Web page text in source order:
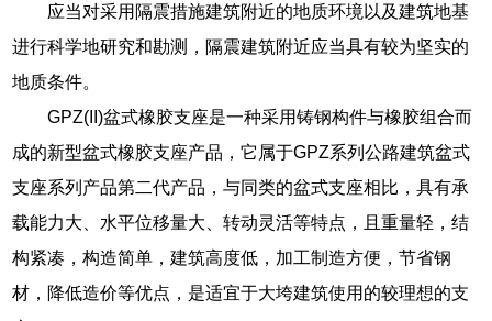
应当对采用隔震措施建筑附近的地质环境以及建筑地基
进行科学地研究和勘测，隔震建筑附近应当具有较为坚实的
地质条件。
GPZ(II)盆式橡胶支座是一种采用铸钢构件与橡胶组合而
成的新型盆式橡胶支座产品，它属于GPZ系列公路建筑盆式
支座系列产品第二代产品，与同类的盆式支座相比，具有承
载能力大、水平位移量大、转动灵活等特点，且重量轻，结
构紧凑，构造简单，建筑高度低，加工制造方便，节省钢
材，降低造价等优点，是适宜于大垮建筑使用的较理想的支